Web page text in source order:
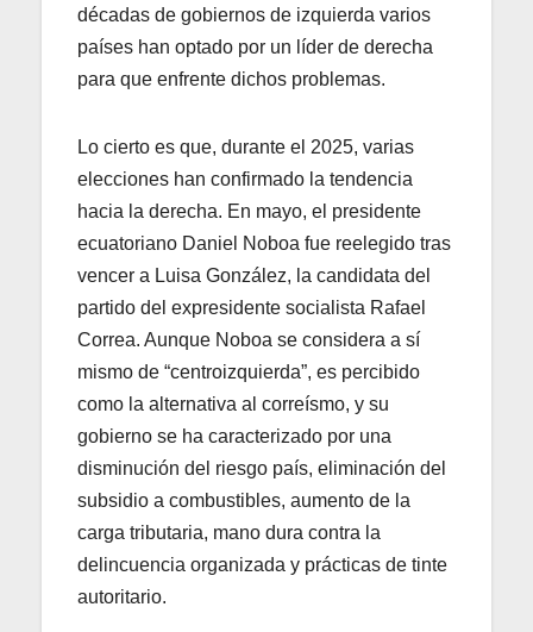
décadas de gobiernos de izquierda varios
países han optado por un líder de derecha
para que enfrente dichos problemas.
Lo cierto es que, durante el 2025, varias
elecciones han confirmado la tendencia
hacia la derecha. En mayo, el presidente
ecuatoriano Daniel Noboa fue reelegido tras
vencer a Luisa González, la candidata del
partido del expresidente socialista Rafael
Correa. Aunque Noboa se considera a sí
mismo de “centroizquierda”, es percibido
como la alternativa al correísmo, y su
gobierno se ha caracterizado por una
disminución del riesgo país, eliminación del
subsidio a combustibles, aumento de la
carga tributaria, mano dura contra la
delincuencia organizada y prácticas de tinte
autoritario.